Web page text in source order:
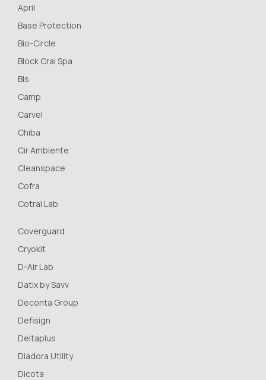
April
Base Protection
Bio-Circle
Block Crai Spa
Bls
Camp
Carvel
Chiba
Cir Ambiente
Cleanspace
Cofra
Cotral Lab
Coverguard
Cryokit
D-Air Lab
Datix by Savv
Deconta Group
Defisign
Deltaplus
Diadora Utility
Dicota